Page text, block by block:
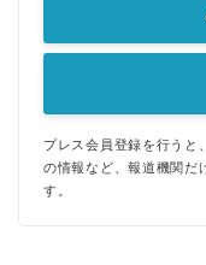
プレス会員登録を行うと
の情報など、報道機関だ
す。